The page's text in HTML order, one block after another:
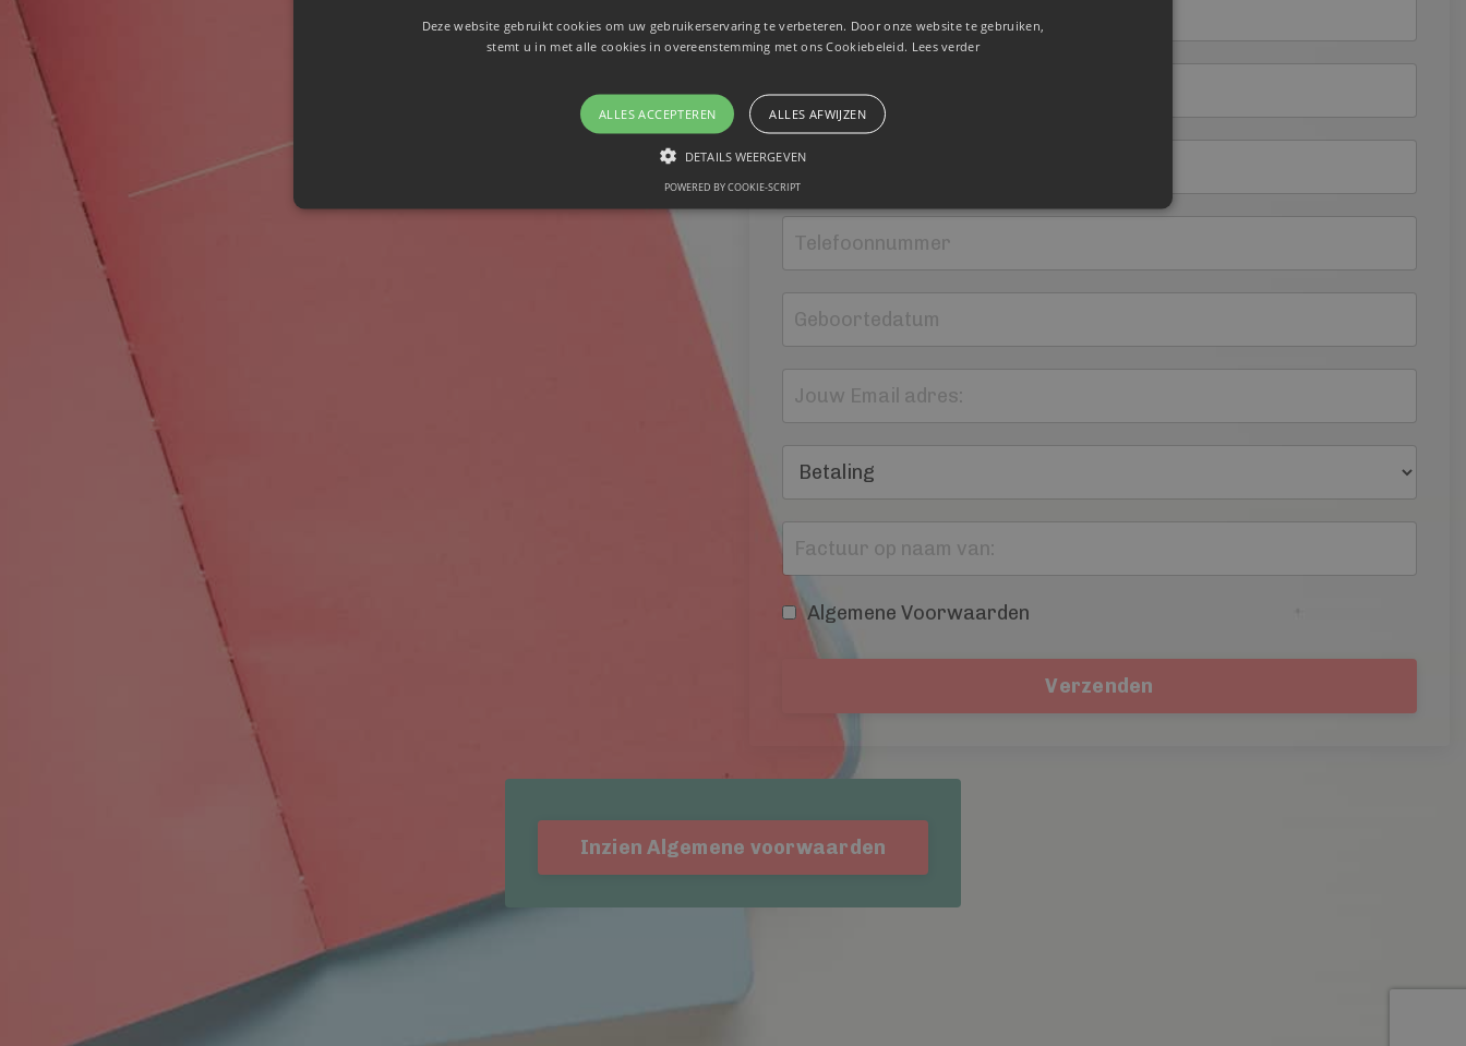
Algemene Voorwaarden
Verzenden
Inzien Algemene voorwaarden
Deze website gebruikt cookies om uw gebruikerservaring te verbeteren. Door onze website te gebruiken,
stemt u in met alle cookies in overeenstemming met ons Cookiebeleid. Lees verder
ALLES ACCEPTEREN ALLES AFWIJZEN
DETAILS WEERGEVEN
POWERED BY COOKIE-SCRIPT